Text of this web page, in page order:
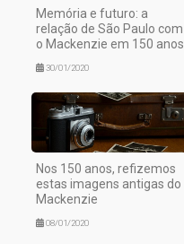
Memória e futuro: a
relação de São Paulo com
o Mackenzie em 150 anos
30/01/2020
Nos 150 anos, refizemos
estas imagens antigas do
Mackenzie
08/01/2020